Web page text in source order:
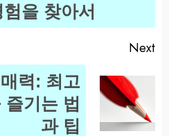
을 찾아서
Next
력: 최고
기는 법
과 팁